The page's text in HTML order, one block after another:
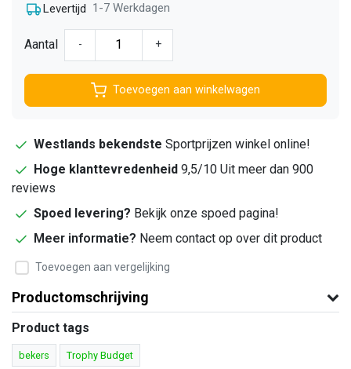
Levertijd 1-7 Werkdagen
Aantal - +
Toevoegen aan winkelwagen
Westlands bekendste Sportprijzen winkel online!
Hoge klanttevredenheid 9,5/10 Uit meer dan 900
reviews
Spoed levering? Bekijk onze spoed pagina!
Meer informatie? Neem contact op over dit product
Toevoegen aan vergelijking
Productomschrijving
Product tags
bekers Trophy Budget